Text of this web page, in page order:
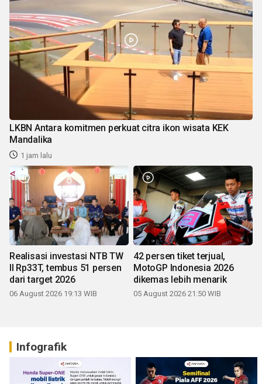
LKBN Antara komitmen perkuat citra ikon wisata KEK
Mandalika
1 jam lalu
Realisasi investasi NTB TW
II Rp33T, tembus 51 persen
dari target 2026
06 August 2026 19:13 WIB
42 persen tiket terjual,
MotoGP Indonesia 2026
dikemas lebih menarik
05 August 2026 21:50 WIB
Infografik